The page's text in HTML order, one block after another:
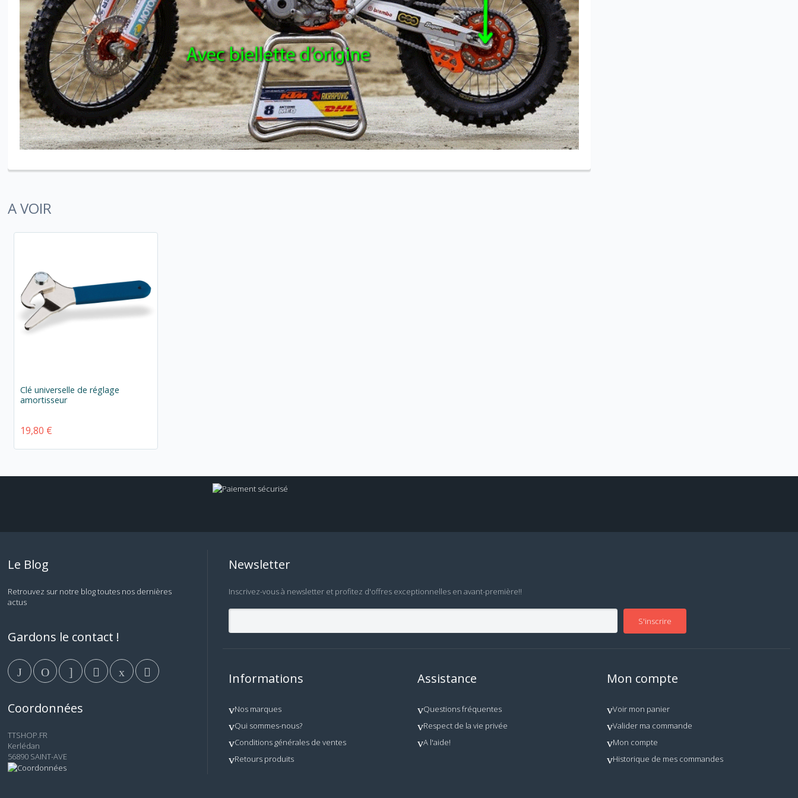
A VOIR
Clé universelle de réglage
amortisseur
19,80 €
Le Blog
Retrouvez sur notre blog toutes nos dernières
actus
Gardons le contact !
Coordonnées
TTSHOP.FR
Kerlédan
56890 SAINT-AVE
Newsletter
Inscrivez-vous à newsletter et profitez d'offres exceptionnelles en avant-première!!
S'inscrire
Informations
Nos marques
Qui sommes-nous?
Conditions générales de ventes
Retours produits
Assistance
Questions fréquentes
Respect de la vie privée
A l'aide!
Mon compte
Voir mon panier
Valider ma commande
Mon compte
Historique de mes commandes